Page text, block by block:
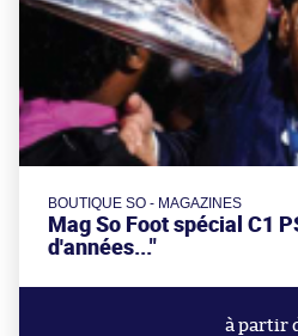
BOUTIQUE SO - MAGAZINES
Mag So Foot spécial C1
d'années..."
à partir